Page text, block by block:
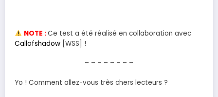
NOTE :Ce test a été réalisé en collaboration avec
Callofshadow [WSS] !
– – – – – – – –
Yo ! Comment allez-vous très chers lecteurs ?